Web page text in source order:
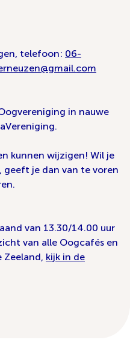
telefoon: 06-
in nauwe
kunnen wijzigen! Wil je
je dan van te voren
van 13.30/14.00 uur
van alle Oogcafés en
Zeeland, kijk in de